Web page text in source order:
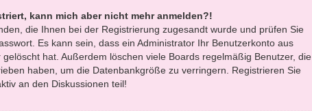
kann mich aber nicht mehr anmelden?!
die Ihnen bei der Registrierung zugesandt wurde und prüfen Sie
Es kann sein, dass ein Administrator Ihr Benutzerkonto aus
hat. Außerdem löschen viele Boards regelmäßig Benutzer, die
haben, um die Datenbankgröße zu verringern. Registrieren Sie
an den Diskussionen teil!